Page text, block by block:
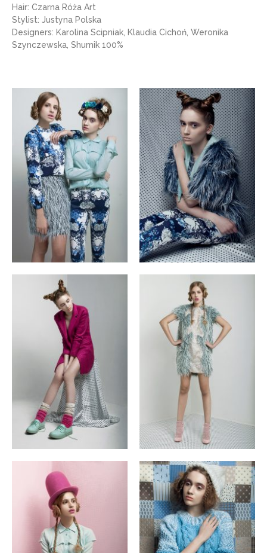
Hair: Czarna Róża Art
Stylist: Justyna Polska
Designers: Karolina Scipniak, Klaudia Cichoń, Weronika
Szynczewska, Shumik 100%